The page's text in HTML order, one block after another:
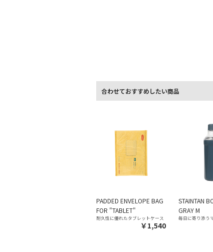
合わせておすすめしたい商品
PADDED ENVELOPE BAG
FOR "TABLET"
耐久性に優れたタブレットケース
￥1,540
STAINTAN
GRAY M
毎日に寄り添う